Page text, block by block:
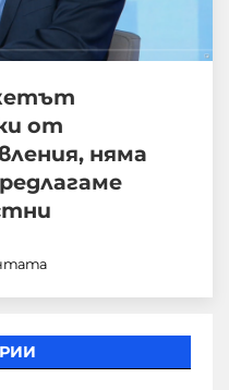
от
няма